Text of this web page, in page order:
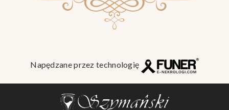
Napędzane przez technologię